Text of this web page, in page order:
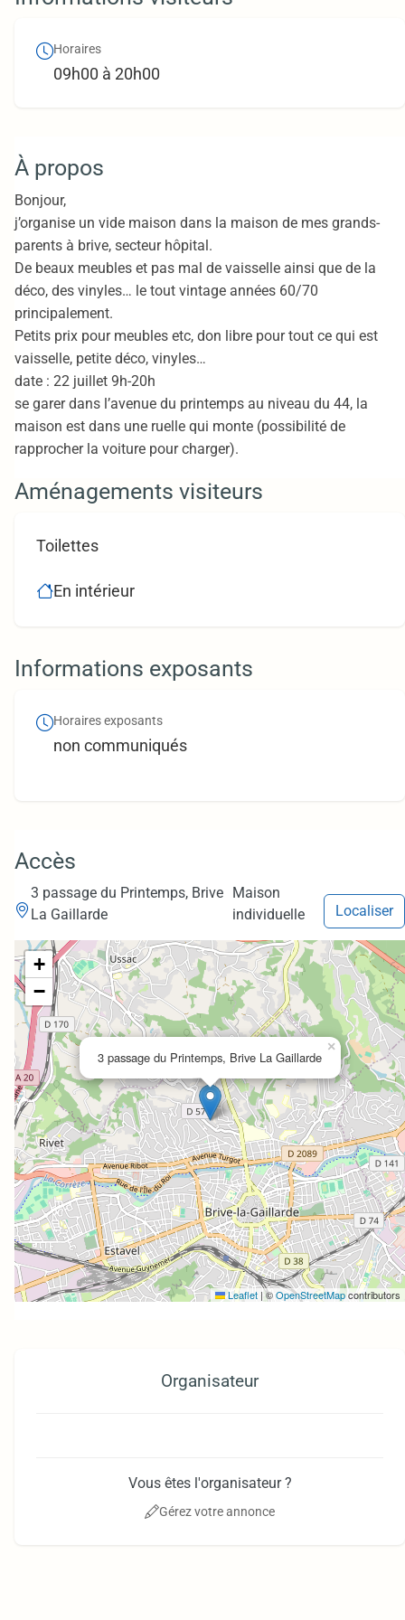
Horaires
09h00 à 20h00
À propos
Bonjour,
j’organise un vide maison dans la maison de mes grands-
parents à brive, secteur hôpital.
De beaux meubles et pas mal de vaisselle ainsi que de la
déco, des vinyles… le tout vintage années 60/70
principalement.
Petits prix pour meubles etc, don libre pour tout ce qui est
vaisselle, petite déco, vinyles…
date : 22 juillet 9h-20h
se garer dans l’avenue du printemps au niveau du 44, la
maison est dans une ruelle qui monte (possibilité de
rapprocher la voiture pour charger).
Aménagements visiteurs
Toilettes
En intérieur
Informations exposants
Horaires exposants
non communiqués
Accès
3 passage du Printemps, Brive
La Gaillarde
Maison
individuelle
Localiser
3 passage du Printemps, Brive La Gaillarde
×
+
−
Leaflet |©OpenStreetMapcontributors
Organisateur
Vous êtes l'organisateur ?
Gérez votre annonce